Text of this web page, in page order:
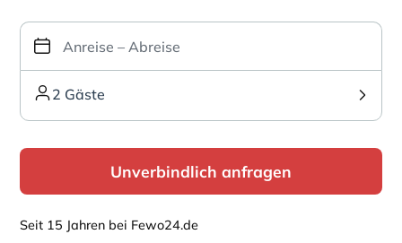
2 Gäste
Unverbindlich anfragen
Seit 15 Jahren bei Fewo24.de